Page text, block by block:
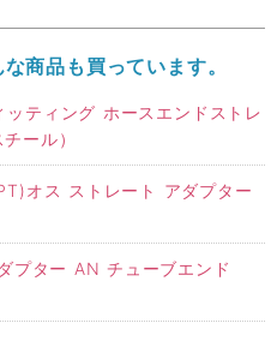
商品も買っています。
ッティング ホースエンドストレ
ール）
オス ストレート アダプター
プター AN チューブエンド